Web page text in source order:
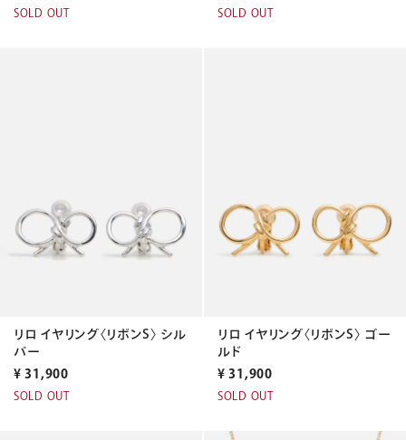
SOLD OUT SOLD OUT
リロ イヤリング〈リボンS〉 シル
バー
¥ 31,900
SOLD OUT
リロ イヤリング〈リボンS〉 ゴー
ルド
¥ 31,900
SOLD OUT